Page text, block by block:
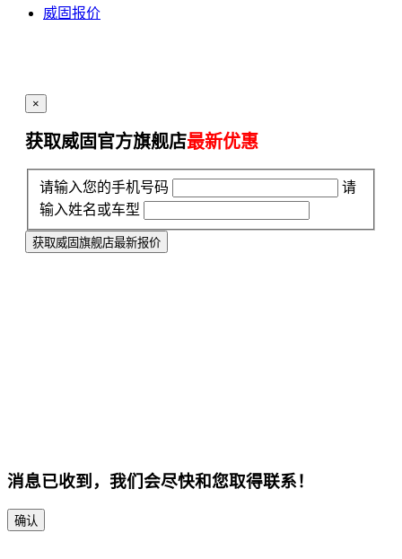
威固报价
×
获取威固官方旗舰店最新优惠
请输入您的手机号码
请
输入姓名或车型
获取威固旗舰店最新报价
消息已收到，我们会尽快和您取得联系！
确认